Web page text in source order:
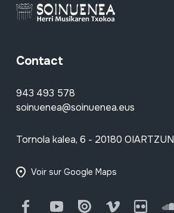
Contact
943 493 578
soinuenea@soinuenea.eus
Tornola kalea, 6 - 20180 OIARTZUN
Voir sur Google Maps
FacebookYoutube Issuu Vimeo Flickr